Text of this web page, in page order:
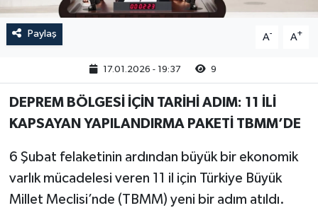
Paylaş A- A+
17.01.2026 - 19:37 9
DEPREM BÖLGESİ İÇİN TARİHİ ADIM: 11 İLİ
KAPSAYAN YAPILANDIRMA PAKETİ TBMM’DE
6 Şubat felaketinin ardından büyük bir ekonomik
varlık mücadelesi veren 11 il için Türkiye Büyük
Millet Meclisi’nde (TBMM) yeni bir adım atıldı.